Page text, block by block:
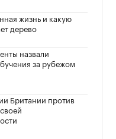
жизнь и какую
дерево
назвали
за рубежом
Британии против